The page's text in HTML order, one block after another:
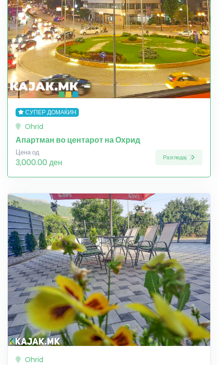
СУПЕР ДОМАЌИН
Ohrid
Апартман во центарот на Охрид
Цена од
3,000.00 ден Разгледај
Ohrid